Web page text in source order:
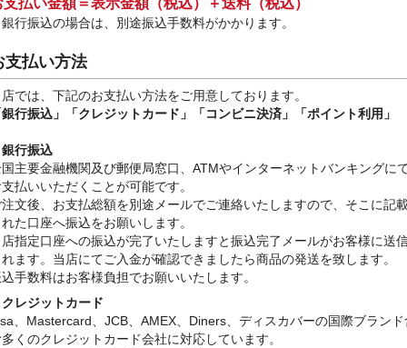
行振込の場合は、別途振込手数料がかかります。
支払い方法
では、下記のお支払い方法をご用意しております。
行振込」
「クレジットカード」「コンビニ決済」「ポイント利用」
行振込
主要金融機関及び郵便局窓口、ATMやインターネットバンキングに
払いいただくことが可能です。
文後、お支払総額を別途メールでご連絡いたしますので、そこに記
た口座へ振込をお願いします。
指定口座への振込が完了いたしますと振込完了メールがお客様に送
ます。当店にてご入金が確認できましたら商品の発送を致します。
手数料はお客様負担でお願いいたします。
レジットカード
、Mastercard、JCB、AMEX、Diners、ディスカバーの国際ブランド
くのクレジットカード会社に対応しています。